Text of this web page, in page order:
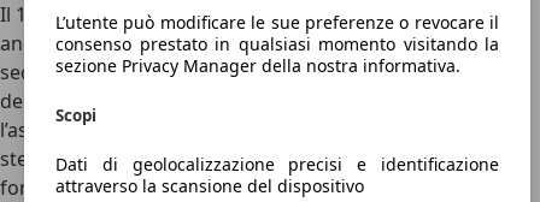
L’utente può modificare le sue preferenze o revocare il
consenso prestato in qualsiasi momento visitando la
sezione Privacy Manager della nostra informativa.
Scopi
Dati di geolocalizzazione precisi e identificazione
attraverso la scansione del dispositivo
Il 1.5 TFSI da 150 CVoffre prestazioni ancor più brillanti,
anche in autostrada, con uno 0-100 km/h in circa 7,7
secondi. La versione40 TFSI da 207 CVè l’erede spirituale
della S1 quattro: qui la trazione è solo anteriore, ma
l’assetto guadagna in rigidità, i freni sono maggiorati e lo
sterzo più diretto: ideale per chi cerca emozioni forti in
formato compatto ma sapendo di avvicinarsi al tetto dei